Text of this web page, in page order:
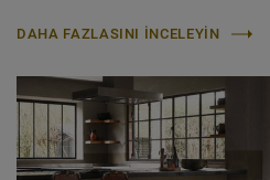
DAHA FAZLASINI INCELEYIN